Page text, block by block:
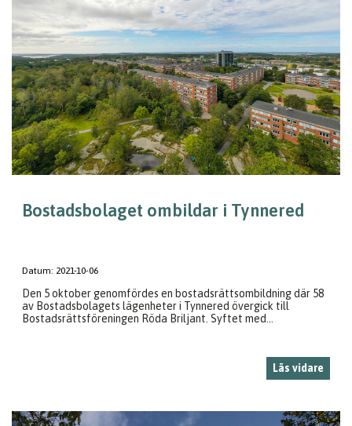
Bostadsbolaget ombildar i Tynnered
Datum: 2021-10-06
Den 5 oktober genomfördes en bostadsrättsombildning där 58
av Bostadsbolagets lägenheter i Tynnered övergick till
Bostadsrättsföreningen Röda Briljant. Syftet med...
Läs vidare